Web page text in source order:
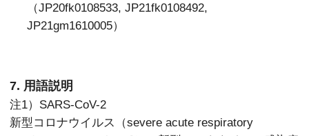
（JP20fk0108533, JP21fk0108492,
JP21gm1610005）
7. 用語説明
注1）SARS-CoV-2
新型コロナウイルス（severe acute respiratory